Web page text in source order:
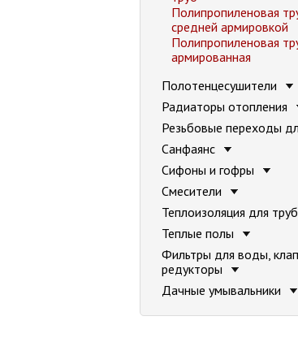
Полипропиленовая
средней армировкой
Полипропиленовая
армированная
Полотенцесушители
Радиаторы отопления
Резьбовые переходы
Санфаянс
Сифоны и гофры
Смесители
Теплоизоляция для труб
Теплые полы
Фильтры для воды,
редукторы
Дачные умывальники